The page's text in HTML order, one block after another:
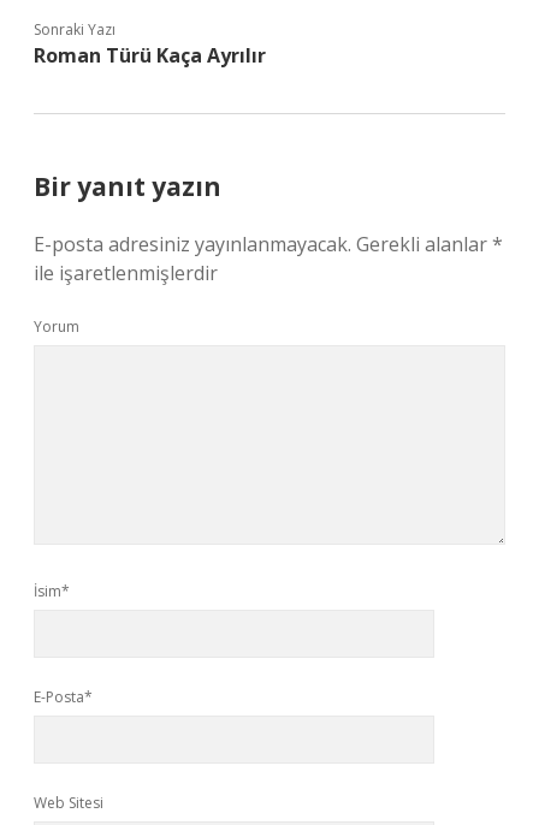
Sonraki Yazı
Roman Türü Kaça Ayrılır
Bir yanıt yazın
E-posta adresiniz yayınlanmayacak. Gerekli alanlar*
ile işaretlenmişlerdir
Yorum
İsim*
E-Posta*
Web Sitesi